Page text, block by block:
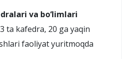
va bo‘limlari
ta kafedra, 20 ga yaqin
faoliyat yuritmoqda